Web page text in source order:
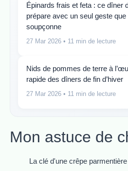
Épinards frais et feta : ce dîner
prépare avec un seul geste
soupçonne
27 Mar 2026 • 11 min de lecture
Nids de pommes de terre à
rapide des dîners de fin d’hiver
27 Mar 2026 • 11 min de lecture
Mon astuce de
La clé d'une crêpe